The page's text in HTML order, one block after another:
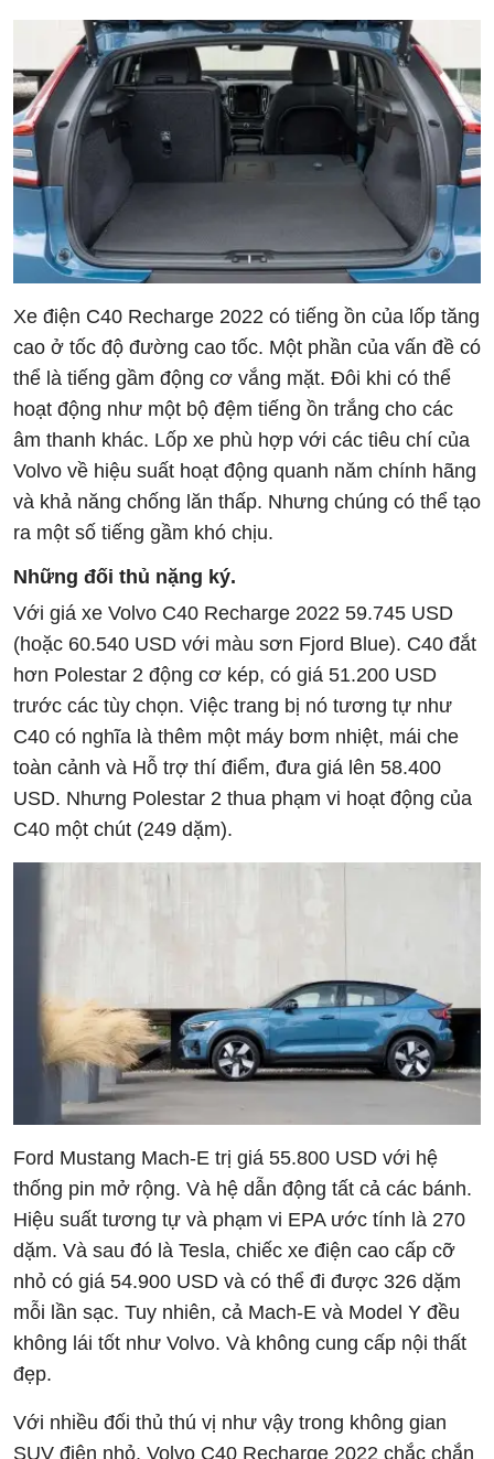
Xe điện C40 Recharge 2022 có tiếng ồn của lốp tăng
cao ở tốc độ đường cao tốc. Một phần của vấn đề có
thể là tiếng gầm động cơ vắng mặt. Đôi khi có thể
hoạt động như một bộ đệm tiếng ồn trắng cho các
âm thanh khác. Lốp xe phù hợp với các tiêu chí của
Volvo về hiệu suất hoạt động quanh năm chính hãng
và khả năng chống lăn thấp. Nhưng chúng có thể tạo
ra một số tiếng gầm khó chịu.
Những đối thủ nặng ký.
Với giá xe Volvo C40 Recharge 2022 59.745 USD
(hoặc 60.540 USD với màu sơn Fjord Blue). C40 đắt
hơn Polestar 2 động cơ kép, có giá 51.200 USD
trước các tùy chọn. Việc trang bị nó tương tự như
C40 có nghĩa là thêm một máy bơm nhiệt, mái che
toàn cảnh và Hỗ trợ thí điểm, đưa giá lên 58.400
USD. Nhưng Polestar 2 thua phạm vi hoạt động của
C40 một chút (249 dặm).
Ford Mustang Mach-E trị giá 55.800 USD với hệ
thống pin mở rộng. Và hệ dẫn động tất cả các bánh.
Hiệu suất tương tự và phạm vi EPA ước tính là 270
dặm. Và sau đó là Tesla, chiếc xe điện cao cấp cỡ
nhỏ có giá 54.900 USD và có thể đi được 326 dặm
mỗi lần sạc. Tuy nhiên, cả Mach-E và Model Y đều
không lái tốt như Volvo. Và không cung cấp nội thất
đẹp.
Với nhiều đối thủ thú vị như vậy trong không gian
SUV điện nhỏ. Volvo C40 Recharge 2022 chắc chắn